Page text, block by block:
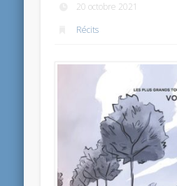
20 octobre 2021
Récits